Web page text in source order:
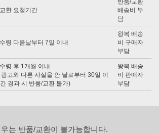
환 요청기간
반품/교환
배송비 부
담
령 다음날부터 7일 이내
왕복 배송
비 구매자
부담
령 후 1개월 이내
광고와 다른 사실을 안 날로부터 30일 이
경과 시 반품/교환 불가)
왕복 배송
비 판매자
부담
는 반품/교환이 불가능합니다.